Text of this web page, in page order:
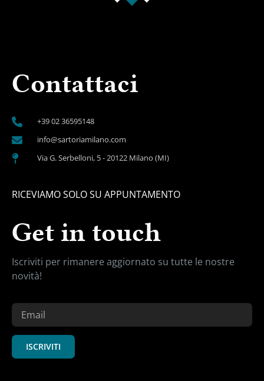
Contattaci
+39 02 36595148
info@sartoriamilano.com
Via G. Serbelloni, 5 - 20122 Milano (MI)
RICEVIAMO SOLO SU APPUNTAMENTO
Get in touch
Iscriviti per rimanere aggiornato su tutte le nostre
novità!
ISCRIVITI